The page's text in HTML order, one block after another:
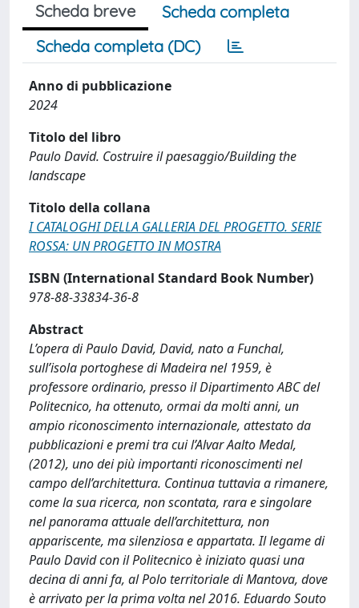
Scheda breve
Scheda completa
Scheda completa (DC)
Anno di pubblicazione
2024
Titolo del libro
Paulo David. Costruire il paesaggio/Building the
landscape
Titolo della collana
I CATALOGHI DELLA GALLERIA DEL PROGETTO. SERIE
ROSSA: UN PROGETTO IN MOSTRA
ISBN (International Standard Book Number)
978-88-33834-36-8
Abstract
L’opera di Paulo David, David, nato a Funchal,
sull’isola portoghese di Madeira nel 1959, è
professore ordinario, presso il Dipartimento ABC del
Politecnico, ha ottenuto, ormai da molti anni, un
ampio riconoscimento internazionale, attestato da
pubblicazioni e premi tra cui l’Alvar Aalto Medal,
(2012), uno dei più importanti riconoscimenti nel
campo dell’architettura. Continua tuttavia a rimanere,
come la sua ricerca, non scontata, rara e singolare
nel panorama attuale dell’architettura, non
appariscente, ma silenziosa e appartata. Il legame di
Paulo David con il Politecnico è iniziato quasi una
decina di anni fa, al Polo territoriale di Mantova, dove
è arrivato per la prima volta nel 2016. Eduardo Souto